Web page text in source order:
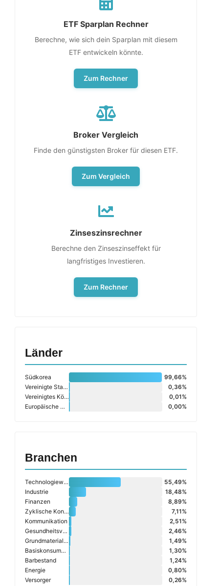
ETF Sparplan Rechner
Berechne, wie sich dein Sparplan mit diesem
ETF entwickeln könnte.
Zum Rechner
Broker Vergleich
Finde den günstigsten Broker für diesen ETF.
Zum Vergleich
Zinseszinsrechner
Berechne den Zinseszinseffekt für
langfristiges Investieren.
Zum Rechner
Länder
Südkorea
99,66%
Vereinigte Staaten (USA)
0,36%
Vereinigtes Königreich
0,01%
Europäische Union
0,00%
Branchen
Technologiewerte
55,49%
Industrie
18,48%
Finanzen
8,89%
Zyklische Konsumgüter
7,11%
Kommunikation
2,51%
Gesundheitsversorgung
2,46%
Grundmaterialien
1,49%
Basiskonsumgüter
1,30%
Barbestand
1,24%
Energie
0,80%
Versorger
0,26%